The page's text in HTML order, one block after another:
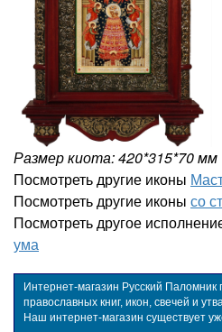
Размер киота: 420*315*70 мм
Посмотреть другие иконы
Посмотреть другие иконы со
Посмотреть другое
ума
Интернет-магазин Русский
православных книг, икон, свечей и
Наш интернет-магазин существует